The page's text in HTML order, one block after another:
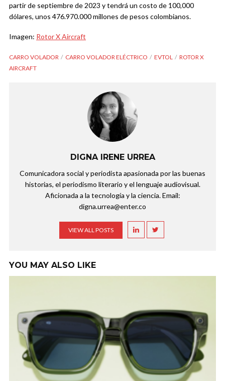
partir de septiembre de 2023 y tendrá un costo de 100,000
dólares, unos 476.970.000 millones de pesos colombianos.
Imagen: Rotor X Aircraft
CARRO VOLADOR CARRO VOLADOR ELÉCTRICO EVTOL
ROTOR X
AIRCRAFT
DIGNA IRENE URREA
Comunicadora social y periodista apasionada por las buenas
historias, el periodismo literario y el lenguaje audiovisual.
Aficionada a la tecnología y la ciencia. Email:
digna.urrea@enter.co
VIEW ALL POSTS
YOU MAY ALSO LIKE